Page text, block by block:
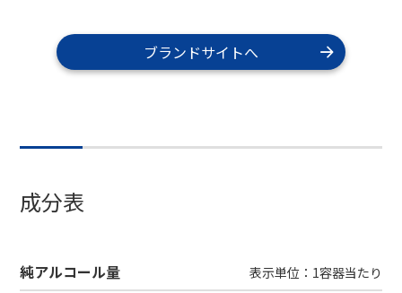
ブランドサイトへ
成分表
純アルコール量 表示単位：1容器当たり